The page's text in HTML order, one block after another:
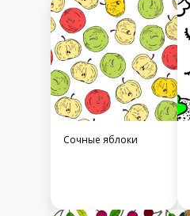
Сочные яблоки